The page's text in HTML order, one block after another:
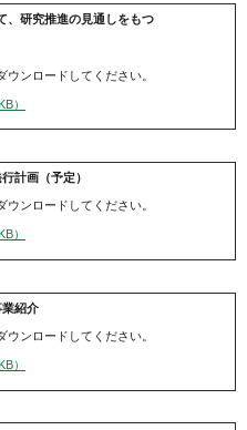
、研究推進の見通しをもつ
ンロードしてください。
）
計画（予定）
ウンロードしてください。
）
紹介
ンロードしてください。
）